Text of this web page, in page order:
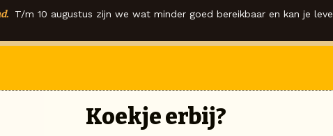
T/m 10 augustus zijn we wat minder goed bereikbaar en kan je
Koekje erbij?